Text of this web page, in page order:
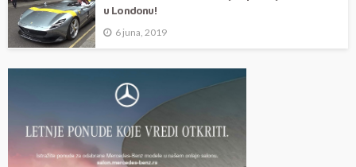
u Londonu!
6 juna, 2019